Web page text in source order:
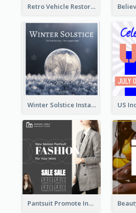
Retro Vehicle Restoration Instagram Post
Winter Solstice Instagram Post
Pantsuit Promote Instagram Post